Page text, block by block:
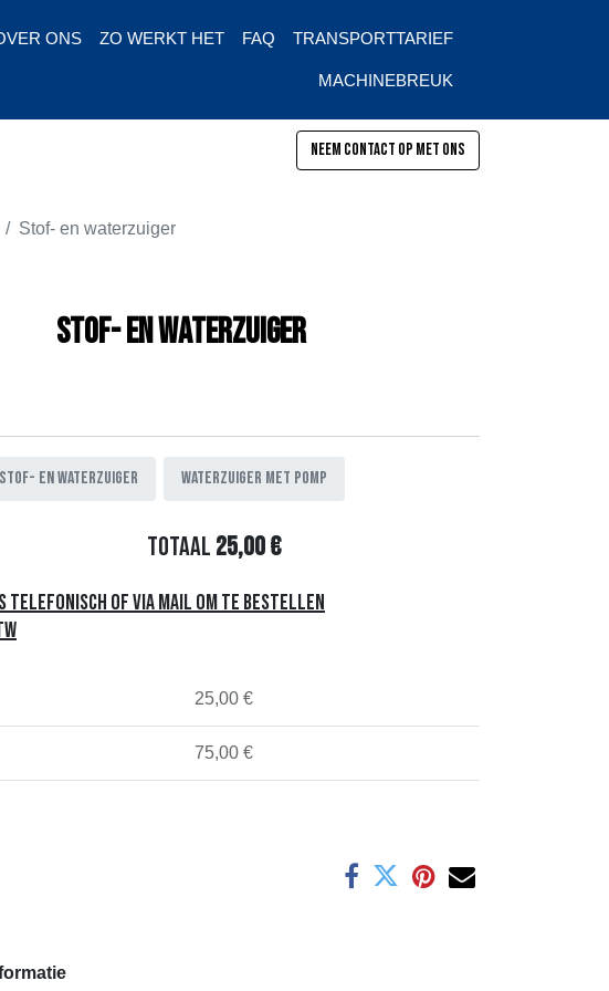
ONS ZO WERKT HET FAQ TRANSPORTTARIEF
MACHINEBREUK
Neem contact op met ons
Stof- en waterzuiger
Stof- en waterzuiger
Stof- en waterzuiger Waterzuiger met pomp
Totaal 25,00€
telefonisch of via mail om te bestellen
25,00 €
75,00 €